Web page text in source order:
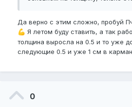
Да верно с этим сложно, пробуй
💪 Я летом буду ставить, а так
толщина выросла на 0.5 и то уже
следующие 0.5 и уже 1 см в
0